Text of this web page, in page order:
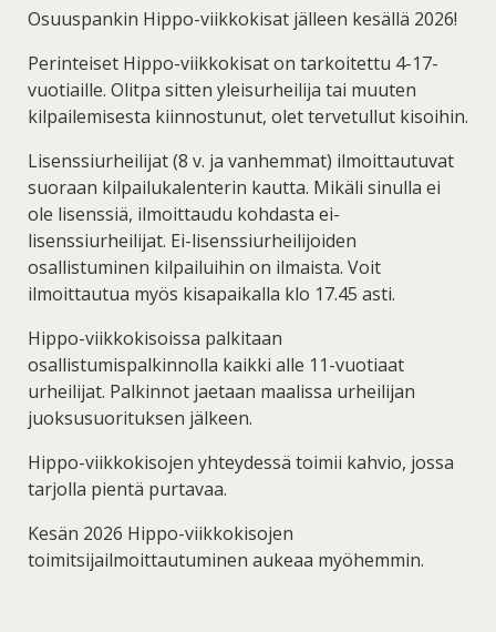
Osuuspankin Hippo-viikkokisat jälleen kesällä 2026!
Perinteiset Hippo-viikkokisat on tarkoitettu 4-17-
vuotiaille. Olitpa sitten yleisurheilija tai muuten
kilpailemisesta kiinnostunut, olet tervetullut kisoihin.
Lisenssiurheilijat (8 v. ja vanhemmat) ilmoittautuvat
suoraan kilpailukalenterin kautta. Mikäli sinulla ei
ole lisenssiä, ilmoittaudu kohdasta ei-
lisenssiurheilijat. Ei-lisenssiurheilijoiden
osallistuminen kilpailuihin on ilmaista. Voit
ilmoittautua myös kisapaikalla klo 17.45 asti.
Hippo-viikkokisoissa palkitaan
osallistumispalkinnolla kaikki alle 11-vuotiaat
urheilijat. Palkinnot jaetaan maalissa urheilijan
juoksusuorituksen jälkeen.
Hippo-viikkokisojen yhteydessä toimii kahvio, jossa
tarjolla pientä purtavaa.
Kesän 2026 Hippo-viikkokisojen
toimitsijailmoittautuminen aukeaa myöhemmin.